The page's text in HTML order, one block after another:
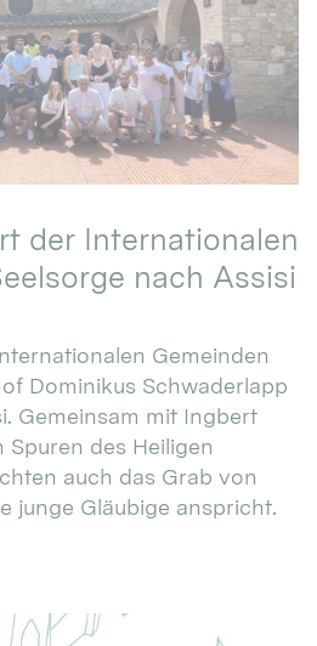
der Internationalen
nach Assisi
Gemeinden
Dominikus Schwaderlapp
Gemeinsam mit Ingbert
des Heiligen
auch das Grab von
junge Gläubige anspricht.